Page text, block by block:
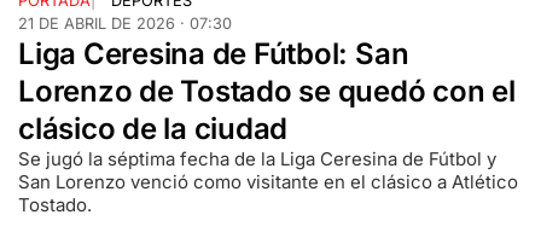
21 DE ABRIL DE 2026 · 07:30
Liga Ceresina de Fútbol: San
Lorenzo de Tostado se quedó con el
clásico de la ciudad
Se jugó la séptima fecha de la Liga Ceresina de Fútbol y
San Lorenzo venció como visitante en el clásico a Atlético
Tostado.